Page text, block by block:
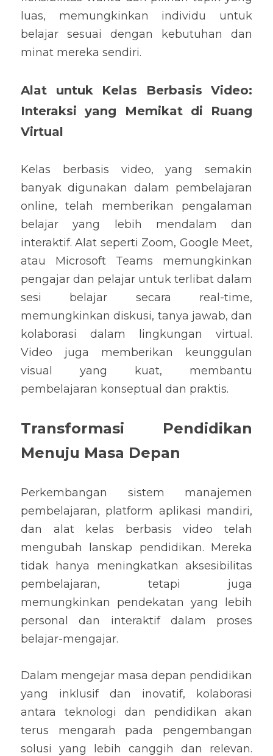
luas, memungkinkan individu untuk
belajar sesuai dengan kebutuhan dan
minat mereka sendiri.
Alat untuk Kelas Berbasis Video:
Interaksi yang Memikat di Ruang
Virtual
Kelas berbasis video, yang semakin
banyak digunakan dalam pembelajaran
online, telah memberikan pengalaman
belajar yang lebih mendalam dan
interaktif. Alat seperti Zoom, Google Meet,
atau Microsoft Teams memungkinkan
pengajar dan pelajar untuk terlibat dalam
sesi belajar secara real-time,
memungkinkan diskusi, tanya jawab, dan
kolaborasi dalam lingkungan virtual.
Video juga memberikan keunggulan
visual yang kuat, membantu
pembelajaran konseptual dan praktis.
Transformasi Pendidikan
Menuju Masa Depan
Perkembangan sistem manajemen
pembelajaran, platform aplikasi mandiri,
dan alat kelas berbasis video telah
mengubah lanskap pendidikan. Mereka
tidak hanya meningkatkan aksesibilitas
pembelajaran, tetapi juga
memungkinkan pendekatan yang lebih
personal dan interaktif dalam proses
belajar-mengajar.
Dalam mengejar masa depan pendidikan
yang inklusif dan inovatif, kolaborasi
antara teknologi dan pendidikan akan
terus mengarah pada pengembangan
solusi yang lebih canggih dan relevan.